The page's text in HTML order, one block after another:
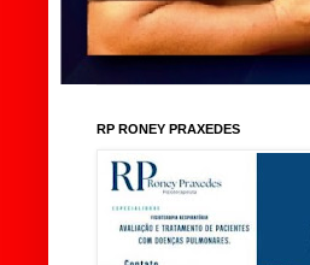
RP RONEY PRAXEDES